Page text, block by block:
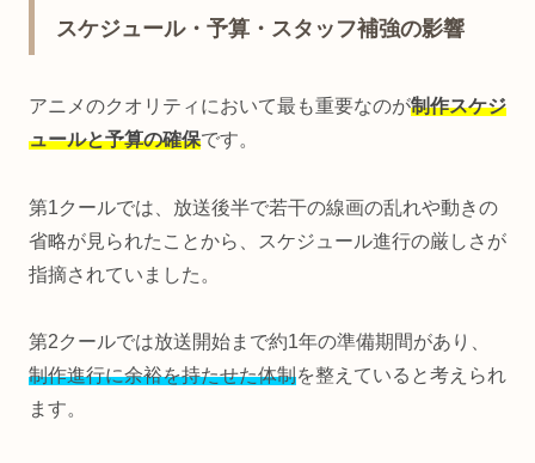
スケジュール・予算・スタッフ補強の影響
アニメのクオリティにおいて最も重要なのが制作スケジ
ュールと予算の確保です。
第1クールでは、放送後半で若干の線画の乱れや動きの
省略が見られたことから、スケジュール進行の厳しさが
指摘されていました。
第2クールでは放送開始まで約1年の準備期間があり、
制作進行に余裕を持たせた体制を整えていると考えられ
ます。